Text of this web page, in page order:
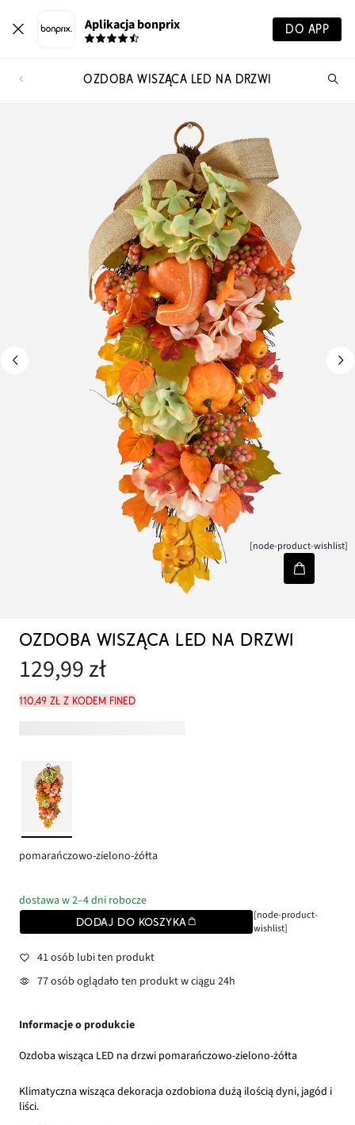
Aplikacja bonprix DO APP
OZDOBA WISZĄCA LED NA DRZWI
[node-product-wishlist]
OZDOBA WISZĄCA LED NA DRZWI
129,99 zł
110,49 zł z kodem FINED
pomarańczowo-zielono-żółta
dostawa w 2–4 dni robocze
DODAJ DO KOSZYKA
[node-product-
wishlist]
41 osób lubi ten produkt
77 osób oglądało ten produkt w ciągu 24h
Informacje o produkcie
Ozdoba wisząca LED na drzwi pomarańczowo-zielono-żółta
Klimatyczna wisząca dekoracja ozdobiona dużą ilością dyni, jagód i
liści.